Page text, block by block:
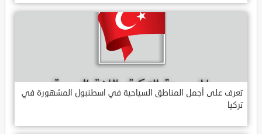
تعرف على أجمل المناطق السياحية في اسطنبول المشهورة في
تركيا